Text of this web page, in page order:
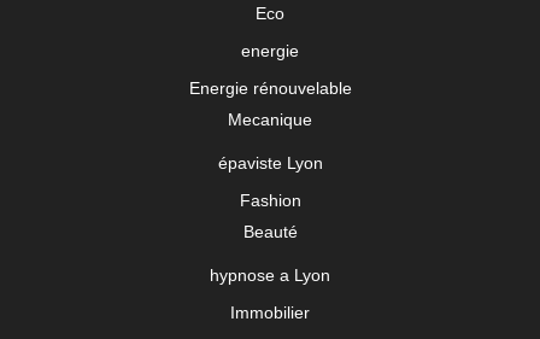
Eco
energie
Energie rénouvelable
Mecanique
épaviste Lyon
Fashion
Beauté
hypnose a Lyon
Immobilier